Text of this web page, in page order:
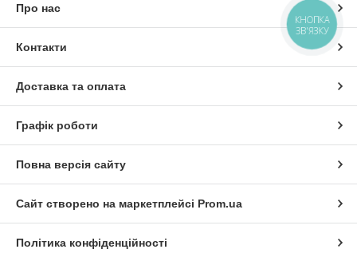
Про нас
Контакти
Доставка та оплата
Графік роботи
Повна версія сайту
Сайт створено на маркетплейсі Prom.ua
Політика конфіденційності
КНОПКА
ЗВ'ЯЗКУ